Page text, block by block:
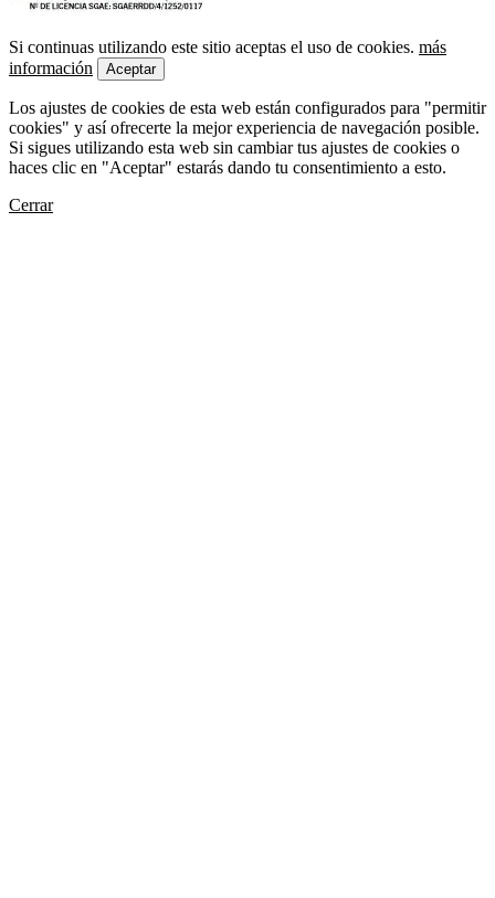
Si continuas utilizando este sitio aceptas el uso de cookies. más
información
Aceptar
Los ajustes de cookies de esta web están configurados para "permitir
cookies" y así ofrecerte la mejor experiencia de navegación posible.
Si sigues utilizando esta web sin cambiar tus ajustes de cookies o
haces clic en "Aceptar" estarás dando tu consentimiento a esto.
Cerrar